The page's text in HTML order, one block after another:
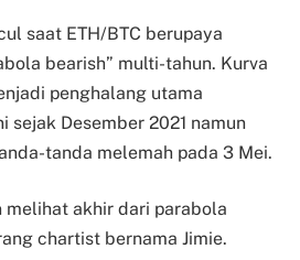
saat ETH/BTC berupaya
bearish” multi-tahun. Kurva
penghalang utama
sejak Desember 2021 namun
tanda melemah pada 3 Mei.
melihat akhir dari parabola
chartist bernama Jimie.